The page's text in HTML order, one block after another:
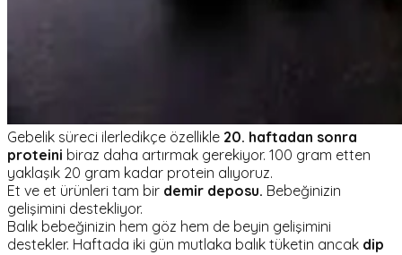
Gebelik süreci ilerledikçe özellikle 20. haftadan sonra
proteini biraz daha artırmak gerekiyor. 100 gram etten
yaklaşık 20 gram kadar protein alıyoruz.
Et ve et ürünleri tam bir demir deposu. Bebeğinizin
gelişimini destekliyor.
Balık bebeğinizin hem göz hem de beyin gelişimini
destekler. Haftada iki gün mutlaka balık tüketin ancak dip